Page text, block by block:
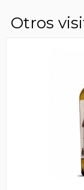
Otros